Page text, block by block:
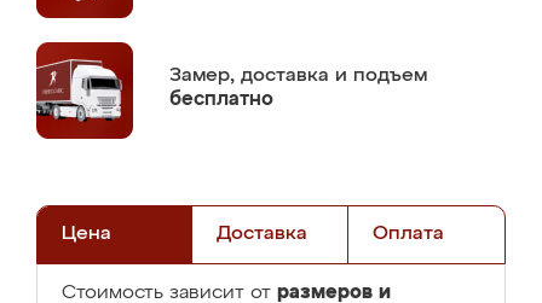
Замер, доставка и подъем
бесплатно
Цена Доставка Оплата
Стоимость зависит от размеров и